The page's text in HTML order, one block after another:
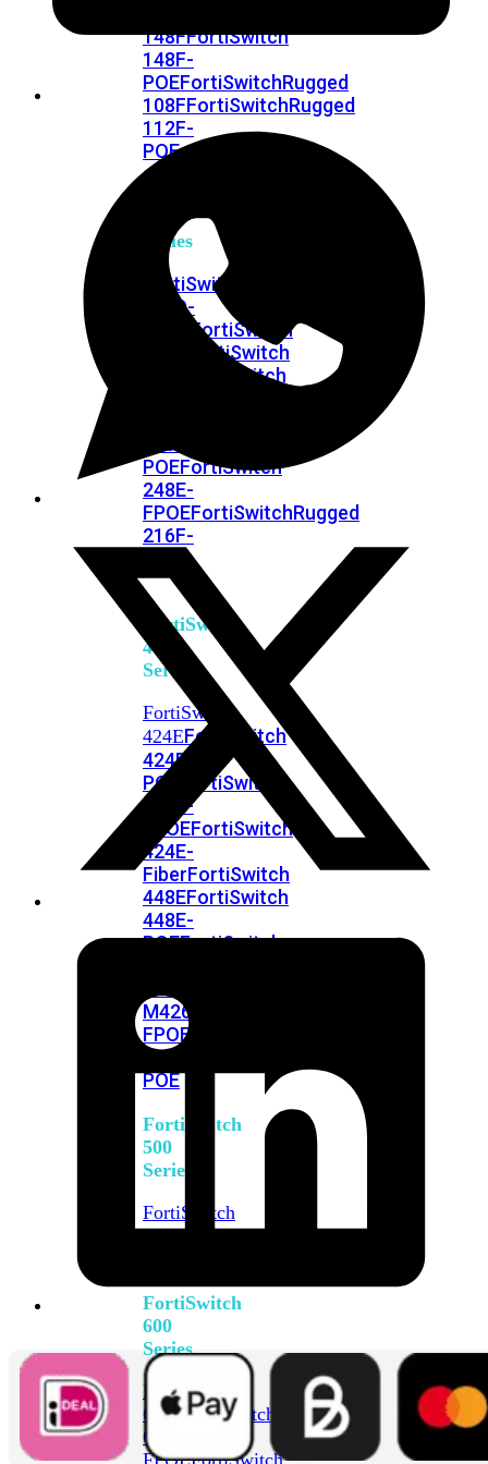
148FFortiSwitch
148F-
POEFortiSwitchRugged
108FFortiSwitchRugged
112F-
POE
Series
FortiSwitch
224D-
FortiSwitch
FortiSwitch
Fortiswitch
248E-
POEFortiSwitch
248E-
FPOEFortiSwitchRugged
216F-
FortiSwitch
400
Series
FortiSwitch
424EFortiSwitch
424E-
POE
FortiSwitch
424E-
FPOEFortiSwitch
424E-
FiberFortiSwitch
448EFortiSwitch
448E-
POEFortiSwitch
M426E-
FPOE
424F-
POE
FortiSwitch
500
Series
FortiSwitch
548D-
FortiSwitch
600
Series
FortiSwitch
624FFortiSwitch
624F-
FPOEFortiSwitch